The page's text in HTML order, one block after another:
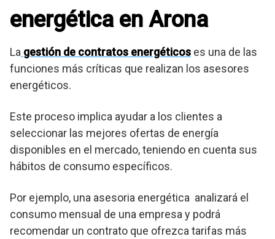
energética en Arona
La gestión de contratos energéticos es una de las
funciones más críticas que realizan los asesores
energéticos.
Este proceso implica ayudar a los clientes a
seleccionar las mejores ofertas de energía
disponibles en el mercado, teniendo en cuenta sus
hábitos de consumo específicos.
Por ejemplo, una asesoria energética analizará el
consumo mensual de una empresa y podrá
recomendar un contrato que ofrezca tarifas más